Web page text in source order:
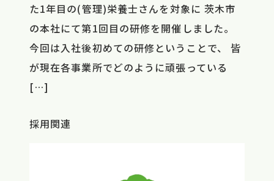
た1年目の(管理)栄養士さんを対象に 茨木市
の本社にて第1回目の研修を開催しました。
今回は入社後初めての研修ということで、 皆
が現在各事業所でどのように頑張っている
[…]
採用関連